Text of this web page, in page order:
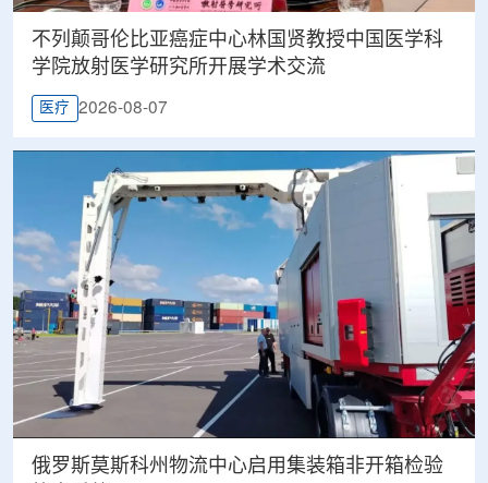
不列颠哥伦比亚癌症中心林国贤教授中国医学科
学院放射医学研究所开展学术交流
医疗 2026-08-07
俄罗斯莫斯科州物流中心启用集装箱非开箱检验